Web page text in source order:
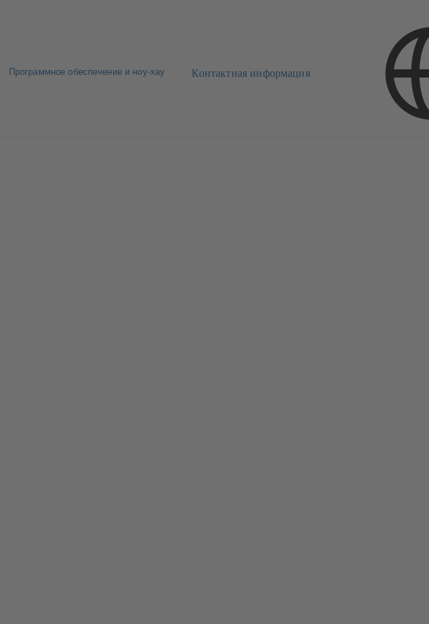
Программное обеспечение и ноу-хау Контактная информация